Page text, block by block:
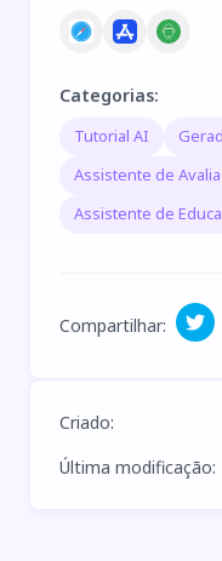
Categorias:
Tutorial AI
Assistente de
Assistente de
Compartilhar:
Criado:
Última modificação: